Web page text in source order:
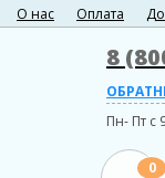
О нас Оплата
8
Пн- Пт с
0